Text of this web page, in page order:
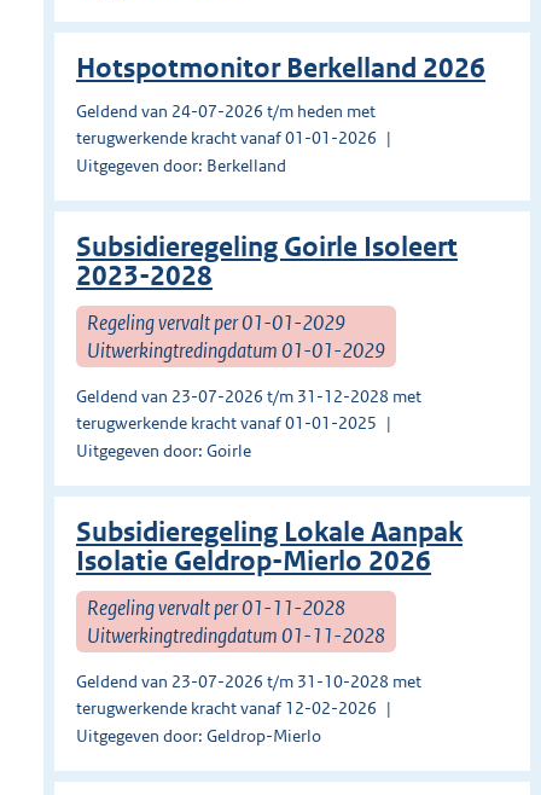
Hotspotmonitor Berkelland 2026
Geldend van 24-07-2026 t/m heden met
terugwerkende kracht vanaf 01-01-2026
Uitgegeven door: Berkelland
Subsidieregeling Goirle Isoleert
2023-2028
Regeling vervalt per 01-01-2029
Uitwerkingtredingdatum 01-01-2029
Geldend van 23-07-2026 t/m 31-12-2028 met
terugwerkende kracht vanaf 01-01-2025
Uitgegeven door: Goirle
Subsidieregeling Lokale Aanpak
Isolatie Geldrop-Mierlo 2026
Regeling vervalt per 01-11-2028
Uitwerkingtredingdatum 01-11-2028
Geldend van 23-07-2026 t/m 31-10-2028 met
terugwerkende kracht vanaf 12-02-2026
Uitgegeven door: Geldrop-Mierlo